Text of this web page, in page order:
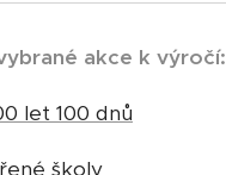
akce k výročí:
let 100 dnů
školy